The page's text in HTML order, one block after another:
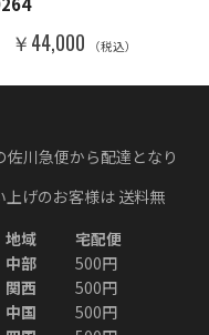
￥44,000 （税込）
川急便から配達となり
上げのお客様は 送料無
地域
宅配便
中部
500円
関西
500円
中国
500円